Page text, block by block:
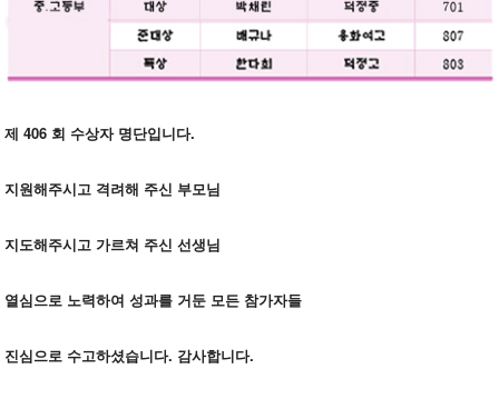
제 406 회 수상자 명단입니다.
지원해주시고 격려해 주신 부모님
지도해주시고 가르쳐 주신 선생님
열심으로 노력하여 성과를 거둔 모든 참가자들
진심으로 수고하셨습니다. 감사합니다.